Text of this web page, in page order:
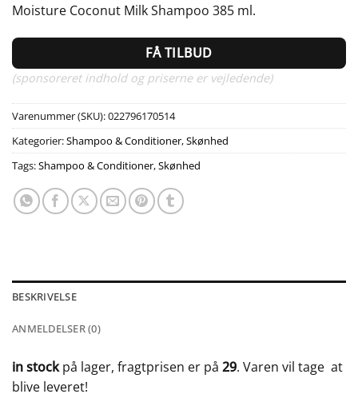
Moisture Coconut Milk Shampoo 385 ml.
FÅ TILBUD
(sponsoreret indhold og priserne er vejledende)
Varenummer (SKU):022796170514
Kategorier:Shampoo & Conditioner,Skønhed
Tags:Shampoo & Conditioner,Skønhed
BESKRIVELSE
ANMELDELSER (0)
in stockpå lager, fragtprisen er på 29. Varen vil tage at
blive leveret!